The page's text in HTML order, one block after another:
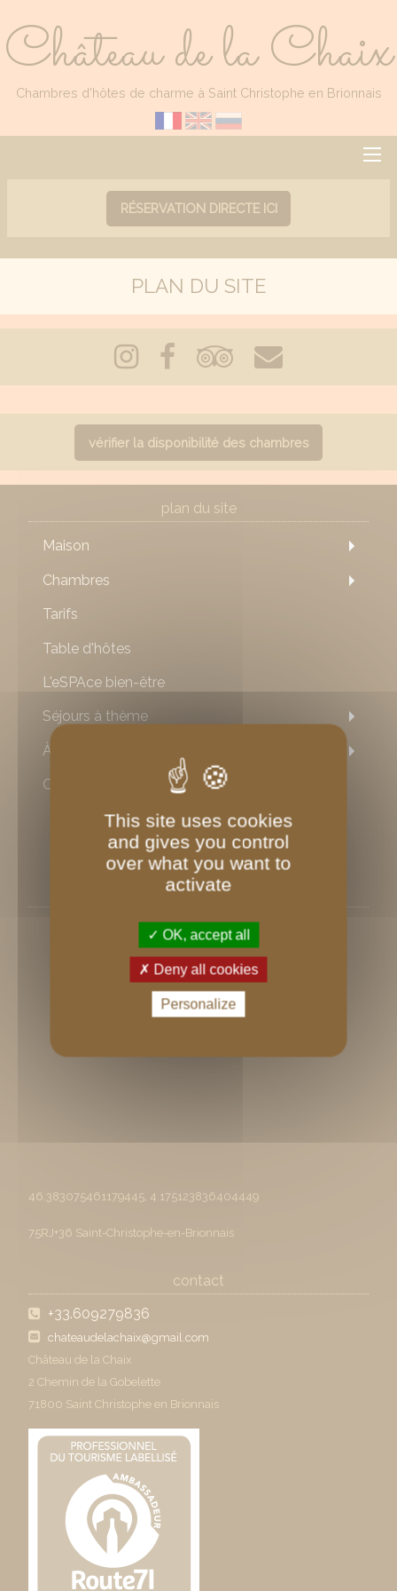
Château de la Chaix
Chambres d'hôtes de charme à Saint Christophe en Brionnais
RÉSERVATION DIRECTE ICI
PLAN DU SITE
vérifier la disponibilité des chambres
plan du site
Maison
Chambres
Tarifs
Table d'hôtes
L'eSPAce bien-être
Séjours à thème
À visiter
Contact
nous trouver
46.383075461179445, 4.175123836404449
75RJ+36 Saint-Christophe-en-Brionnais
contact
+33.609279836
chateaudelachaix@gmail.com
Château de la Chaix
2 Chemin de la Gobelette
71800 Saint Christophe en Brionnais
This site uses cookies
and gives you control
over what you want to
activate
OK, accept all
Deny all cookies
Personalize